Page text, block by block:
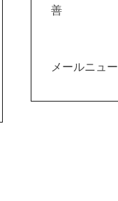
善
メールニュ